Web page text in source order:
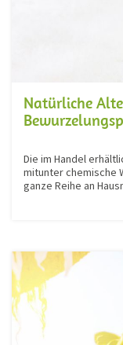
Natürliche
Die im Handel
mitunter chemische
ganze Reihe an